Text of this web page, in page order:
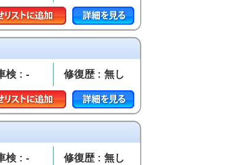
検 : - 修復歴 : 無し
検 : - 修復歴 : 無し